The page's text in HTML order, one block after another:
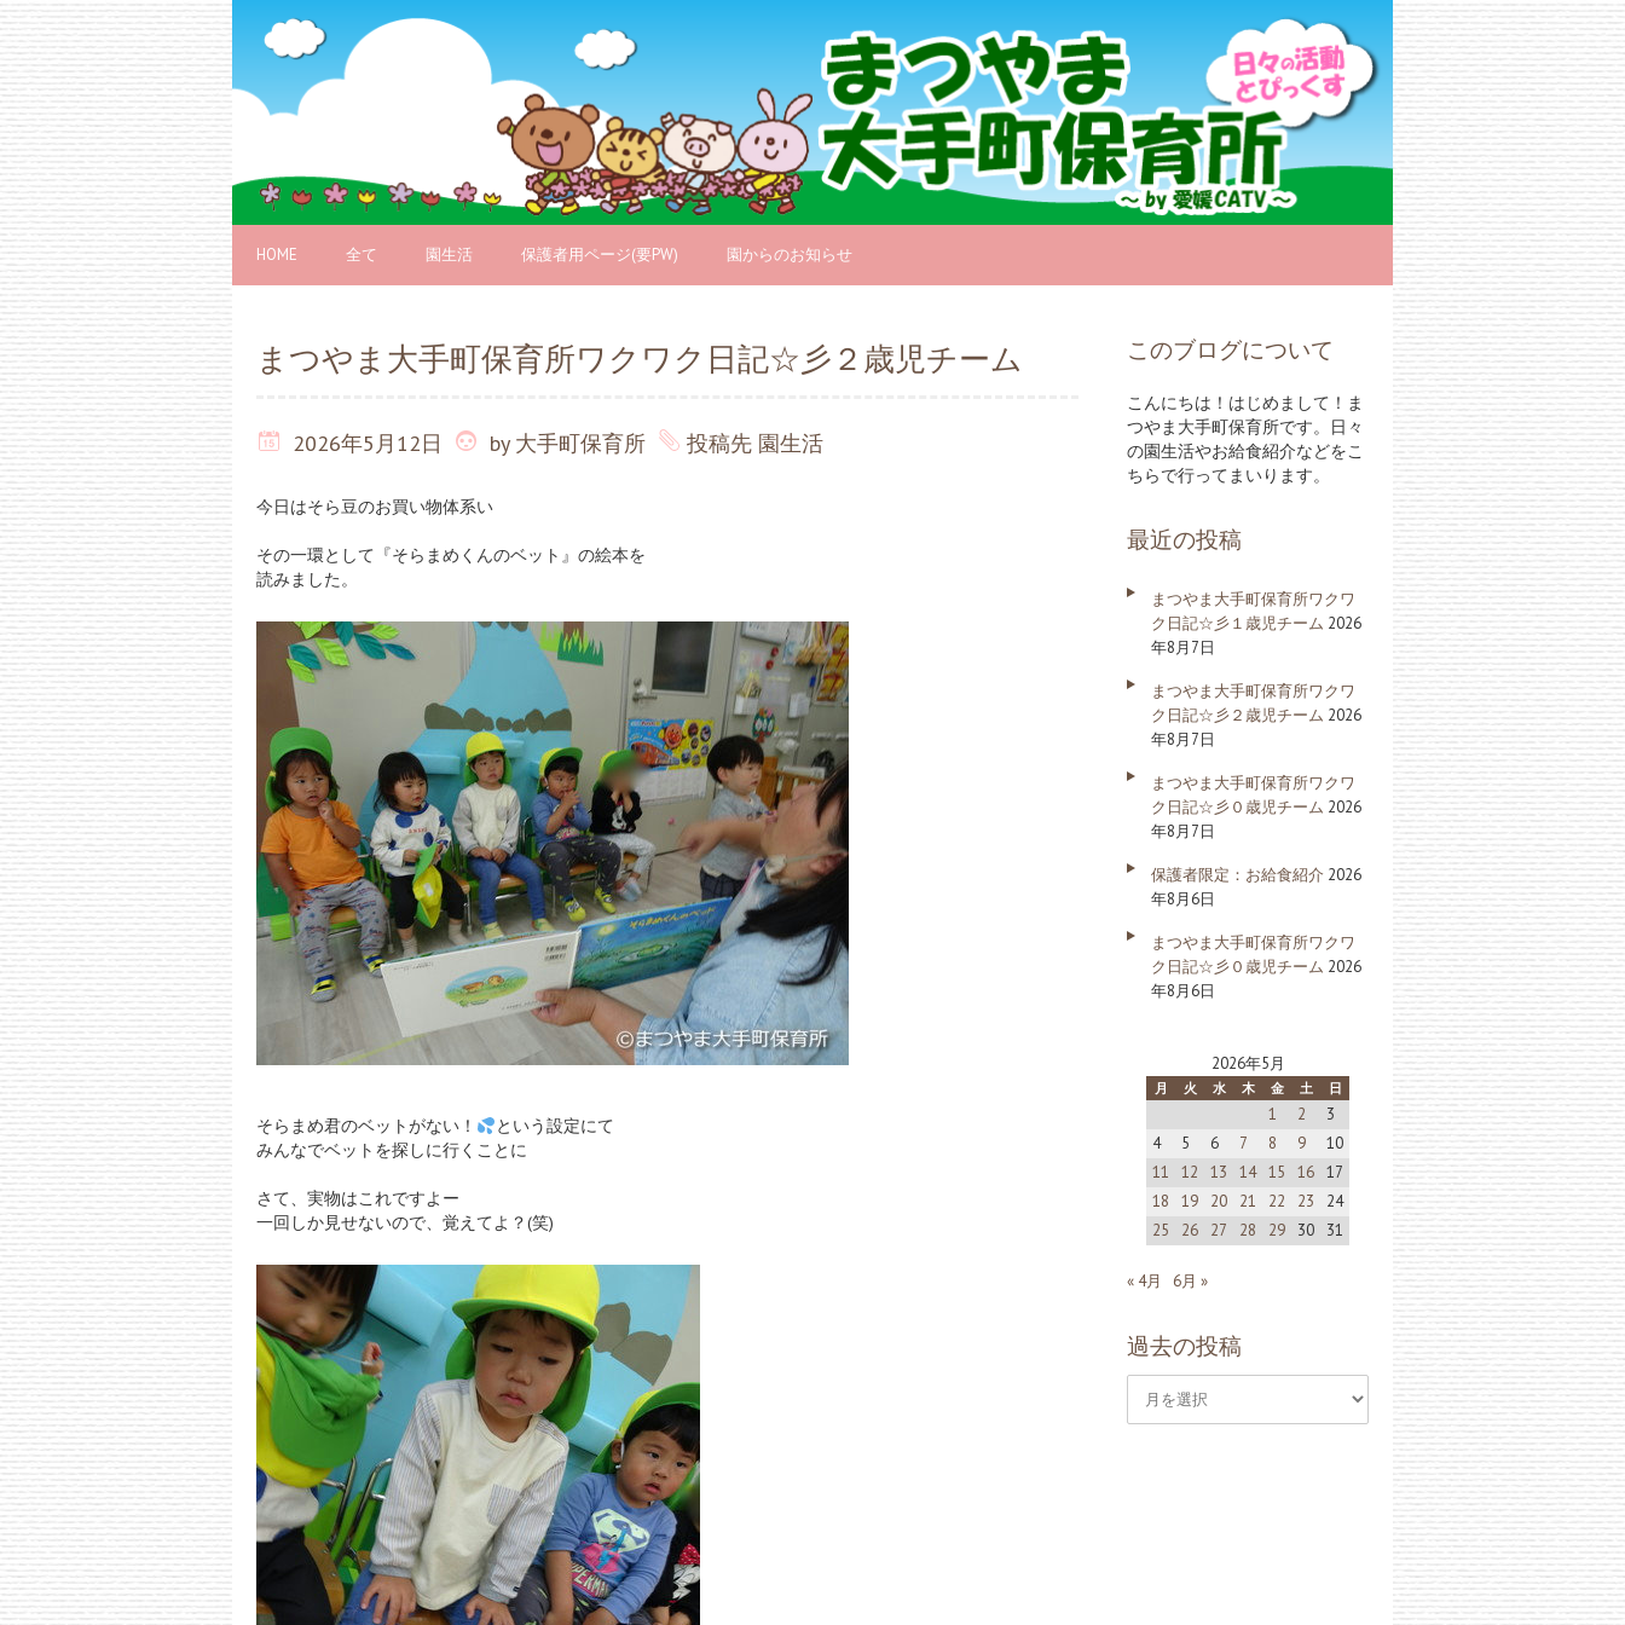
HOME 全て 園生活 保護者用ページ(要PW) 園からのお知らせ
まつやま大手町保育所ワクワク日記☆彡２歳児チーム
2026年5月12日 by 大手町保育所 投稿先 園生活
今日はそら豆のお買い物体系い
その一環として『そらまめくんのベット』の絵本を
読みました。
そらまめ君のベットがない！
という設定にて
みんなでベットを探しに行くことに
さて、実物はこれですよー
一回しか見せないので、覚えてよ？(笑)
このブログについて
こんにちは！はじめまして！ま
つやま大手町保育所です。日々
の園生活やお給食紹介などをこ
ちらで行ってまいります。
最近の投稿
まつやま大手町保育所ワクワ
ク日記☆彡１歳児チーム 2026
年8月7日
まつやま大手町保育所ワクワ
ク日記☆彡２歳児チーム 2026
年8月7日
まつやま大手町保育所ワクワ
ク日記☆彡０歳児チーム 2026
年8月7日
保護者限定：お給食紹介 2026
年8月6日
まつやま大手町保育所ワクワ
ク日記☆彡０歳児チーム 2026
年8月6日
2026年5月
月 火 水 木 金 土 日
1 2
3
4
5 6 7 8 9
10
11
12 13 14 15 16 17
18
19 20 21 22 23
24
25
26 27 28 29 30 31
« 4月 6月 »
過去の投稿
過